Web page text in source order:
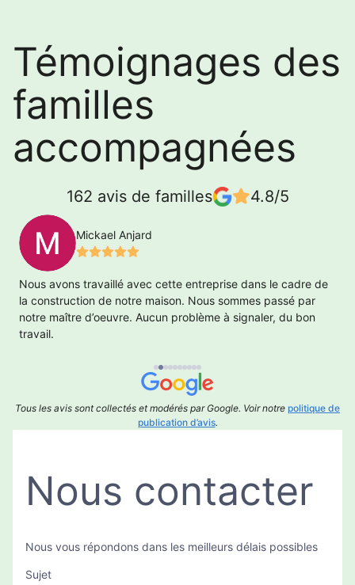
Témoignages des
familles
accompagnées
162 avis de familles 4.8/5
Mickael Anjard
Nous avons travaillé avec cette entreprise dans le cadre de
la construction de notre maison. Nous sommes passé par
notre maître d’oeuvre. Aucun problème à signaler, du bon
travail.
Tous les avis sont collectés et modérés par Google. Voir notre politique de
publication d’avis.
Nous contacter
Nous vous répondons dans les meilleurs délais possibles
Sujet